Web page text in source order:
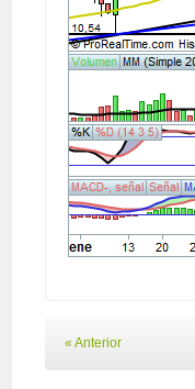
« Anterior